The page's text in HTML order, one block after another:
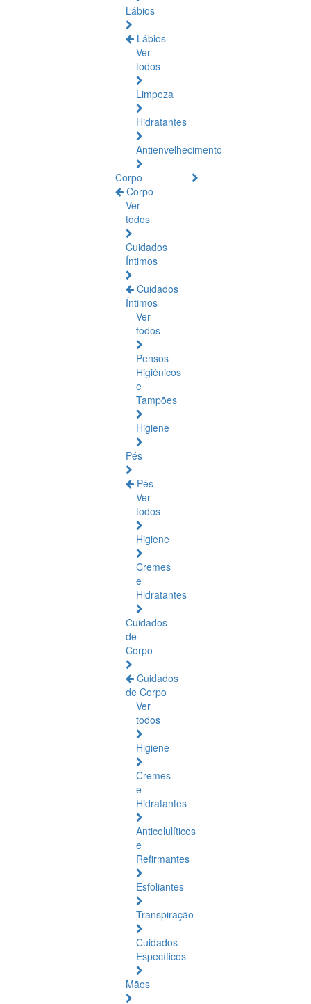
Lábios
Lábios
Ver
todos
Limpeza
Hidratantes
Antienvelhecimento
Corpo
Corpo
Ver
todos
Cuidados
Íntimos
Cuidados
Íntimos
Ver
todos
Pensos
Higiénicos
e
Tampões
Higiene
Pés
Pés
Ver
todos
Higiene
Cremes
e
Hidratantes
Cuidados
de
Corpo
Cuidados
de Corpo
Ver
todos
Higiene
Cremes
e
Hidratantes
Anticelulíticos
e
Refirmantes
Esfoliantes
Transpiração
Cuidados
Específicos
Mãos